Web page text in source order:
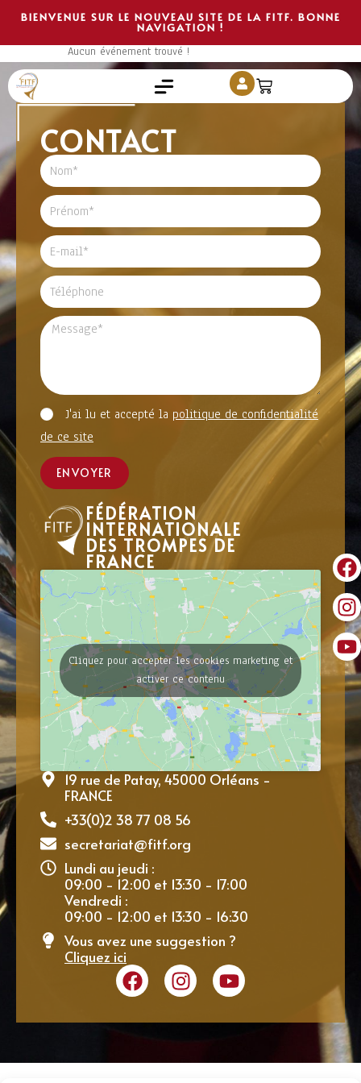
BIENVENUE SUR LE NOUVEAU SITE DE LA FITF. BONNE
NAVIGATION !
Journée rencontre
Aucun événement trouvé !
CONTACT
J'ai lu et accepté la politique de confidentialité
de ce site
ENVOYER
FÉDÉRATION
INTERNATIONALE
DES TROMPES DE
FRANCE
Cliquez pour accepter les cookies marketing et
activer ce contenu
19 rue de Patay, 45000 Orléans -
FRANCE
+33(0)2 38 77 08 56
secretariat@fitf.org
Lundi au jeudi :
09:00 - 12:00 et 13:30 - 17:00
Vendredi :
09:00 - 12:00 et 13:30 - 16:30
Vous avez une suggestion ?
Cliquez ici